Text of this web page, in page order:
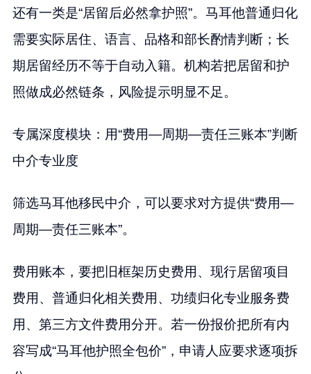
还有一类是“居留后必然拿护照”。马耳他普通归化
需要实际居住、语言、品格和部长酌情判断；长
期居留经历不等于自动入籍。机构若把居留和护
照做成必然链条，风险提示明显不足。
专属深度模块：用“费用—周期—责任三账本”判断
中介专业度
筛选马耳他移民中介，可以要求对方提供“费用—
周期—责任三账本”。
费用账本，要把旧框架历史费用、现行居留项目
费用、普通归化相关费用、功绩归化专业服务费
用、第三方文件费用分开。若一份报价把所有内
容写成“马耳他护照全包价”，申请人应要求逐项拆